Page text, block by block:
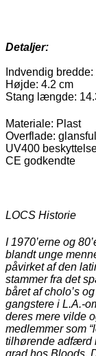
Detaljer:
Indvendig
Højde: 4.2 cm
Stang længde:
Materiale: Plast
Overflade:
UV400
CE godkendte
LOCS Historie
I 1970’erne og
blandt unge
påvirket af den
stammer fra det
båret af cholo’s
gangstere i L.A.-
deres mere vilde
medlemmer som
tilhørende adfærd
grad hos Bloods.